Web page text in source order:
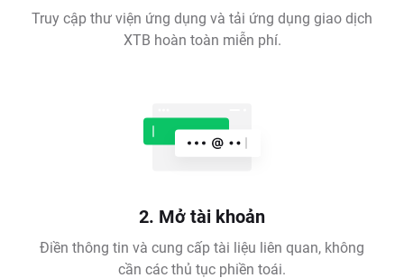
Truy cập thư viện ứng dụng và tải ứng dụng giao dịch
XTB hoàn toàn miễn phí.
2. Mở tài khoản
Điền thông tin và cung cấp tài liệu liên quan, không
cần các thủ tục phiền toái.